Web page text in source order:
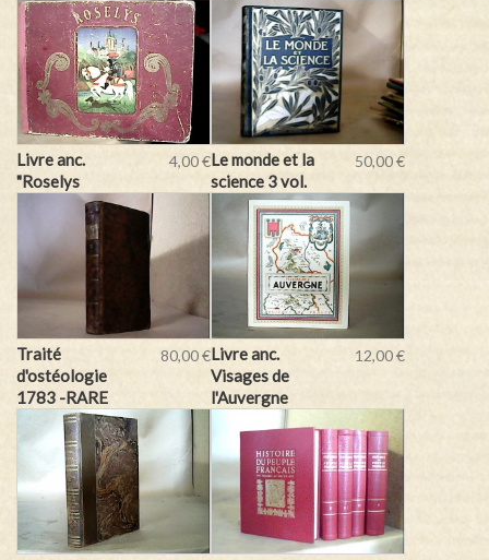
Livre anc.
"Roselys
4,00 €Le monde et la
science 3 vol.
50,00 €
Traité
d'ostéologie
1783 -RARE
80,00 €Livre anc.
Visages de
l'Auvergne
12,00 €